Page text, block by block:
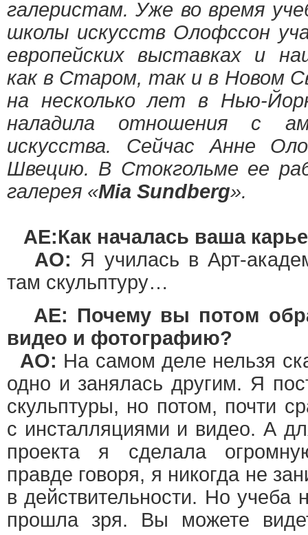
галеристам. Уже во время
школы искусств Олофссон
европейских выставках и
как в Старом, так и в Новом
на несколько лет в Нью-
наладила отношения с
искусства. Сейчас Анне
Швецию. В Стокгольме ее
галерея «Mia Sundberg».
AE:Как началась ваша
АО: Я училась в Арт-
там скульптуру…
AE: Почему вы потом
видео и фотографию?
АО: На самом деле нельзя
одно и занялась другим. Я
скульптуры, но потом, почти
с инсталляциями и видео. А
проекта я сделала
правде говоря, я никогда не
в действительности. Но учеба
прошла зря. Вы можете